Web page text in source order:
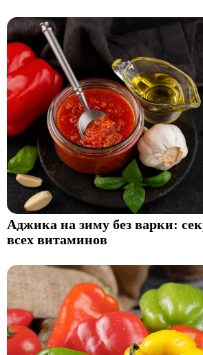
Аджика на зиму без варки:
всех витаминов